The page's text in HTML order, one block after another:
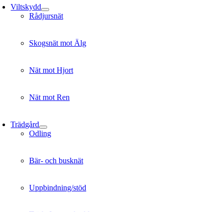
Viltskydd
Rådjursnät
Skogsnät mot Älg
Nät mot Hjort
Nät mot Ren
Trädgård
Odling
Bär- och busknät
Uppbindning/stöd